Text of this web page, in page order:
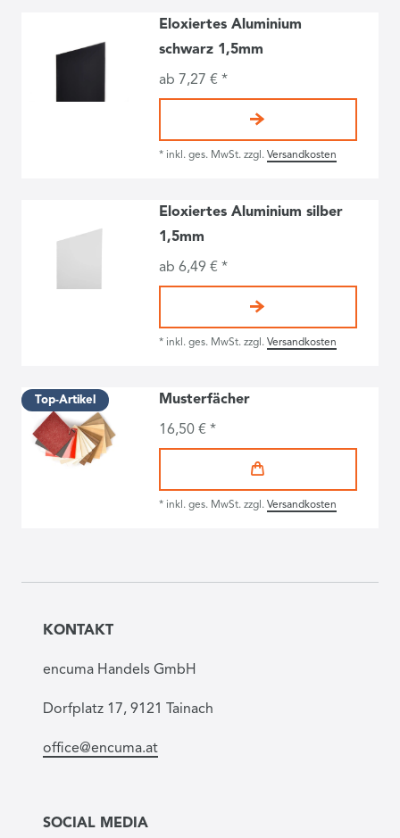
Eloxiertes Aluminium
schwarz 1,5mm
ab 7,27 € *
* inkl. ges. MwSt. zzgl. Versandkosten
Eloxiertes Aluminium silber
1,5mm
ab 6,49 € *
* inkl. ges. MwSt. zzgl. Versandkosten
Top-Artikel Musterfächer
16,50 € *
* inkl. ges. MwSt. zzgl. Versandkosten
KONTAKT
encuma Handels GmbH
Dorfplatz 17, 9121 Tainach
office@encuma.at
SOCIAL MEDIA